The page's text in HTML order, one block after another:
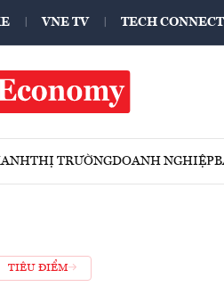
VNE TV TECH CONNECT
THỊ TRƯỜNGDOANH NGHIỆP
TIÊU ĐIỂM